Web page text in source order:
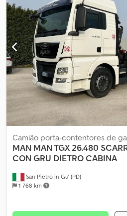
San Pietro in Gu' (PD)
1 768 km
Camião porta-contentores de
MAN MAN TGX 26.480
CON GRU DIETRO CABINA